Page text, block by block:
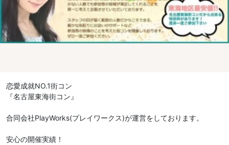
恋愛成就NO.1街コン
『名古屋東海街コン』
合同会社PlayWorks(プレイワークス)が運営をしております。
安心の開催実績！